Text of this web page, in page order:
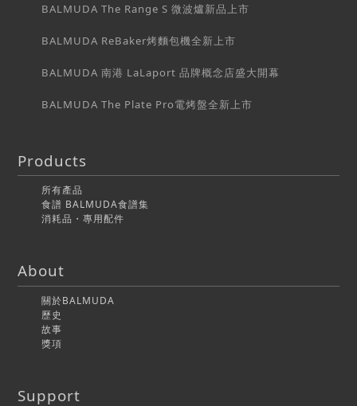
BALMUDA The Range S 微波爐新品上市
BALMUDA ReBaker烤麵包機全新上市
BALMUDA 南港 LaLaport 品牌概念店盛大開幕
BALMUDA The Plate Pro電烤盤全新上市
Products
所有產品
食譜 BALMUDA食譜集
消耗品・專用配件
About
關於BALMUDA
歷史
故事
獎項
Support